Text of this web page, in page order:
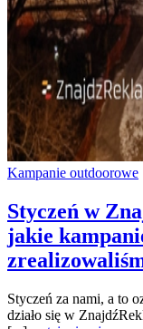
Kampanie outdoorowe
Styczeń w
jakie
Styczeń za nami, a to
działo się w